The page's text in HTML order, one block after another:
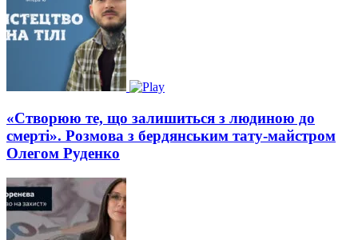
«Створюю те, що залишиться з людиною до
смерті». Розмова з бердянським тату-майстром
Олегом Руденко